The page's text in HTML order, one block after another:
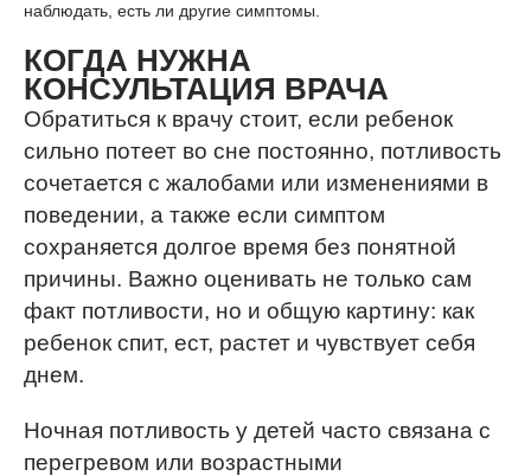
наблюдать, есть ли другие симптомы.
КОГДА НУЖНА
КОНСУЛЬТАЦИЯ ВРАЧА
Обратиться к врачу стоит, если ребенок
сильно потеет во сне постоянно, потливость
сочетается с жалобами или изменениями в
поведении, а также если симптом
сохраняется долгое время без понятной
причины. Важно оценивать не только сам
факт потливости, но и общую картину: как
ребенок спит, ест, растет и чувствует себя
днем.
Ночная потливость у детей часто связана с
перегревом или возрастными